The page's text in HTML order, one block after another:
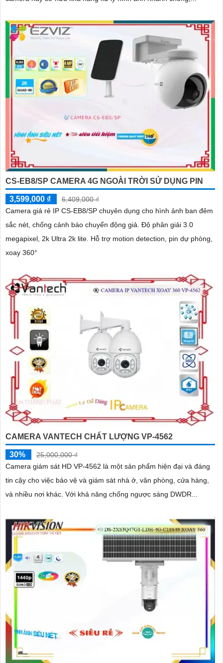
CS-EB8/SP CAMERA 4G NGOÀI TRỜI SỬ DỤNG PIN
3,599,000 ₫
6,409,000 ₫
Camera giá rẻ IP CS-EB8/SP chuyên dụng cho hình ảnh ban đêm
sắc nét, chống cảnh báo chuyển động giả. Độ phân giải 3.0
megapixel, 2k Ultra 2k lite. Hỗ trợ motion detection, pin dự phòng,
xoay 360°
CAMERA VANTECH CHẤT LƯỢNG VP-4562
30%
25,000,000 ₫
Camera giám sát HD VP-4562 là một sản phẩm hiện đại và đáng
tin cậy cho việc bảo vệ và giám sát nhà ở, văn phòng, cửa hàng,
và nhiều nơi khác. Với khả năng chống ngược sáng DWDR...